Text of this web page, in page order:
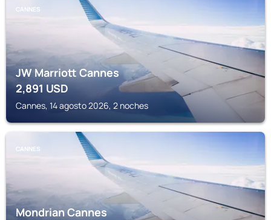
CANNES
JW Marriott Cannes
2,891USD
Cannes, 14 agosto 2026, 2 noches
CANNES
Mondrian Cannes